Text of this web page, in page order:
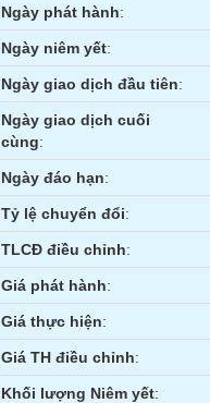
Ngày phát hành:
Ngày niêm yết:
Ngày giao dịch đầu tiên:
Ngày giao dịch cuối
cùng:
Ngày đáo hạn:
Tỷ lệ chuyển đổi:
TLCĐ điều chỉnh:
Giá phát hành:
Giá thực hiện:
Giá TH điều chỉnh:
Khối lượng Niêm yết: